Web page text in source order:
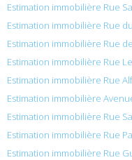
Estimation immobilière Rue
Estimation immobilière Rue
Estimation immobilière Rue
Estimation immobilière Rue
Estimation immobilière Rue
Estimation immobilière
Estimation immobilière Rue
Estimation immobilière Rue
Estimation immobilière Rue